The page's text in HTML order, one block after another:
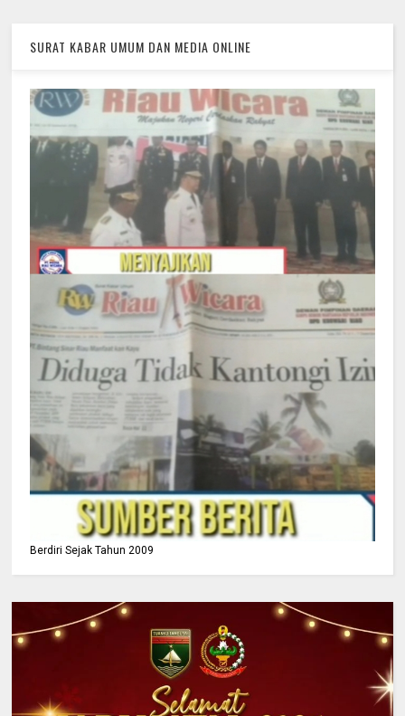
SURAT KABAR UMUM DAN MEDIA ONLINE
Berdiri Sejak Tahun 2009